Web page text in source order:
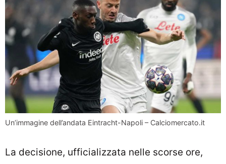
Un’immagine dell’andata Eintracht-Napoli – Calciomercato.it
La decisione, ufficializzata nelle scorse ore,